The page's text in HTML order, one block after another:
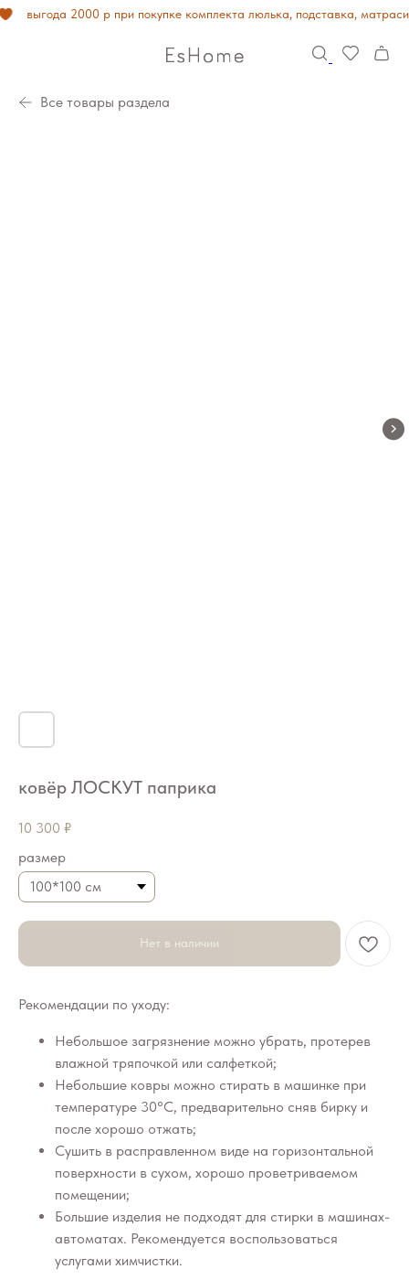
выгода 2000 р при покупке комплекта люлька, подставка,
Все товары раздела
ковёр ЛОСКУТ паприка
10 300 ₽
размер
Нет в наличии
Рекомендации по уходу:
Небольшое загрязнение можно убрать, протерев
влажной тряпочкой или салфеткой;
Небольшие ковры можно стирать в машинке при
температуре 30°C, предварительно сняв бирку и
после хорошо отжать;
Сушить в расправленном виде на горизонтальной
поверхности в сухом, хорошо проветриваемом
помещении;
Большие изделия не подходят для стирки в машинах-
автоматах. Рекомендуется воспользоваться
услугами химчистки.